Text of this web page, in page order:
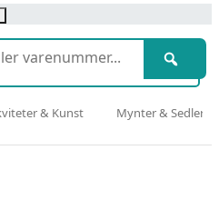
& Kunst Mynter & Sedler